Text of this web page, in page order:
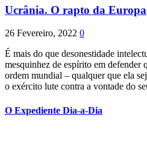
Ucrânia. O rapto da Europa
26 Fevereiro, 2022 0
É mais do que desonestidade
mesquinhez de espírito em defender
ordem mundial – qualquer que ela
o exército lute contra a vontade do
O Expediente Dia-a-Dia